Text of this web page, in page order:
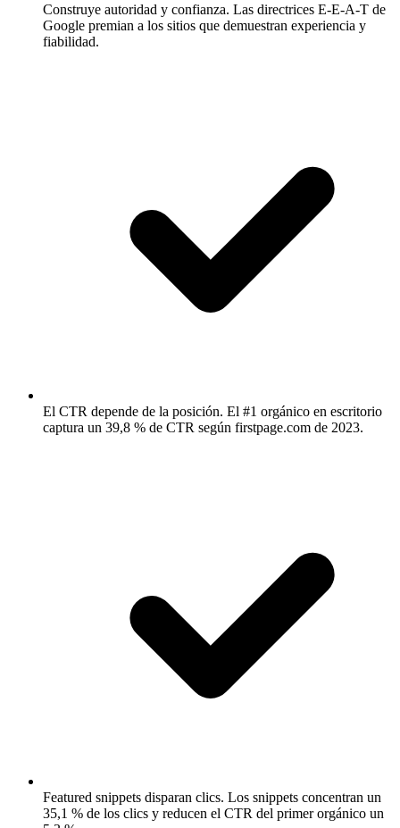
Construye autoridad y confianza. Las directrices E-E-A-T de
Google premian a los sitios que demuestran experiencia y
fiabilidad.
El CTR depende de la posición. El #1 orgánico en escritorio
captura un 39,8 % de CTR según firstpage.com de 2023.
Featured snippets disparan clics. Los snippets concentran un
35,1 % de los clics y reducen el CTR del primer orgánico un